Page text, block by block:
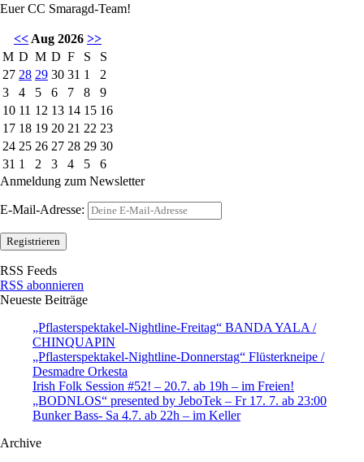
Euer CC Smaragd-Team!
<< Aug 2026 >>
M D M D F S
S
27 28 29 30 31 1
2
3
4 5 6 7 8
9
10 11 12 13 14 15 16
17 18 19 20 21 22 23
24 25 26 27 28 29 30
31 1 2 3 4 5
6
Anmeldung zum Newsletter
E-Mail-Adresse:
RSS Feeds
RSS abonnieren
Neueste Beiträge
„Pflasterspektakel-Nightline-Freitag“ BANDA YALA /
CHINQUAPIN
„Pflasterspektakel-Nightline-Donnerstag“ Flüsterkneipe /
Desmadre Orkesta
Irish Folk Session #52! – 20.7. ab 19h – im Freien!
„BODNLOS“ presented by JeboTek – Fr 17. 7. ab 23:00
Bunker Bass- Sa 4.7. ab 22h – im Keller
Archive